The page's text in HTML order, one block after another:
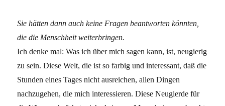
Sie hätten dann auch keine Fragen beantworten könnten,
die die Menschheit weiterbringen.
Ich denke mal: Was ich über mich sagen kann, ist, neugierig
zu sein. Diese Welt, die ist so farbig und interessant, daß die
Stunden eines Tages nicht ausreichen, allen Dingen
nachzugehen, die mich interessieren. Diese Neugierde für